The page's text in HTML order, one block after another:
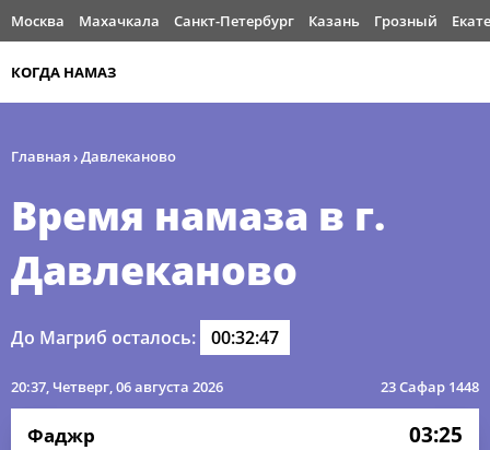
Москва Махачкала Санкт-Петербург Казань Грозный
КОГДА НАМАЗ
Главная›Давлеканово
Время намаза в г.
Давлеканово
До Магриб осталось: 00:32:46
20:37, Четверг, 06 августа 2026 23 Сафар 1448
Фаджр 03:25